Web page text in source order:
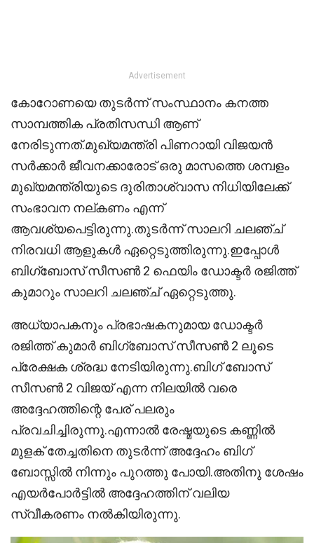
Advertisement
കോറോണയെ തുടർന്ന് സംസ്ഥാനം കനത്ത
സാമ്പത്തിക പ്രതിസന്ധി ആണ്
നേരിടുന്നത്.മുഖ്യമന്ത്രി പിണറായി വിജയൻ
സർക്കാർ ജീവനക്കാരോട് ഒരു മാസത്തെ ശമ്പളം
മുഖ്യമന്ത്രിയുടെ ദുരിതാശ്വാസ നിധിയിലേക്ക്
സംഭാവന നല്കണം എന്ന്
ആവശ്യപെട്ടിരുന്നു.തുടർന്ന് സാലറി ചലഞ്ച്
നിരവധി ആളുകൾ ഏറ്റെടുത്തിരുന്നു.ഇപ്പോൾ
ബിഗ്‌ബോസ് സീസൺ 2 ഫെയിം ഡോക്ടർ രജിത്ത്
കുമാറും സാലറി ചലഞ്ച് ഏറ്റെടുത്തു.
അധ്യാപകനും പ്രഭാഷകനുമായ ഡോക്ടർ
രജിത്ത് കുമാർ ബിഗ്‌ബോസ് സീസൺ 2 ലൂടെ
പ്രേക്ഷക ശ്രദ്ധ നേടിയിരുന്നു.ബിഗ് ബോസ്
സീസൺ 2 വിജയ് എന്ന നിലയിൽ വരെ
അദ്ദേഹത്തിന്റെ പേര് പലരും
പ്രവചിച്ചിരുന്നു.എന്നാൽ രേഷ്മയുടെ കണ്ണിൽ
മുളക് തേച്ചതിനെ തുടർന്ന് അദ്ദേഹം ബിഗ്
ബോസ്സിൽ നിന്നും പുറത്തു പോയി.അതിനു ശേഷം
എയർപോർട്ടിൽ അദ്ദേഹത്തിന് വലിയ
സ്വീകരണം നൽകിയിരുന്നു.